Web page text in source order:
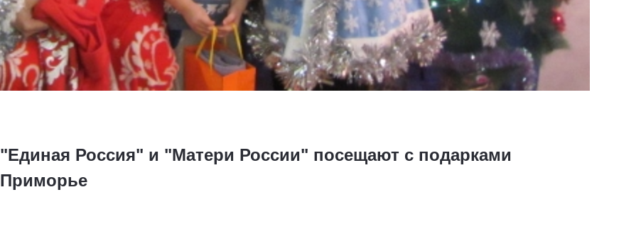
Россия" и "Матери России" посещают с подарками